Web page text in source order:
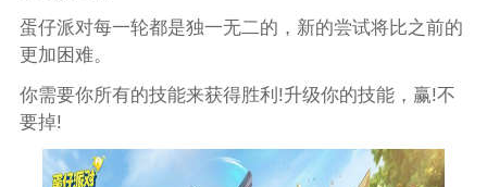
蛋仔派对每一轮都是独一无二的，新的尝试将比之前的
更加困难。
你需要你所有的技能来获得胜利!升级你的技能，赢!不
要掉!